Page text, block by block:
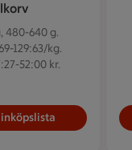
480-640 g.
129:63/kg.
52:00 kr.